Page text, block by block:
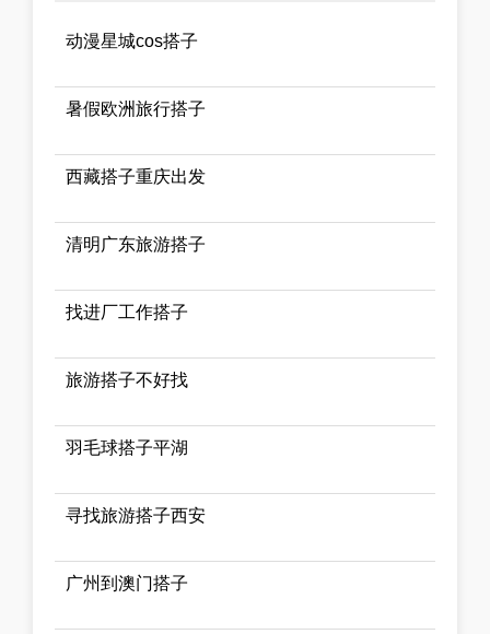
动漫星城cos搭子
暑假欧洲旅行搭子
西藏搭子重庆出发
清明广东旅游搭子
找进厂工作搭子
旅游搭子不好找
羽毛球搭子平湖
寻找旅游搭子西安
广州到澳门搭子